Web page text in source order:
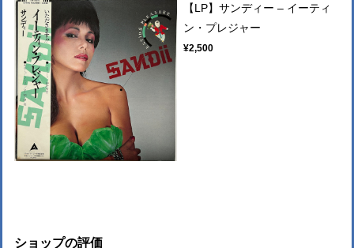
【LP】サンディー – イーティ
ン・プレジャー
¥2,500
ショップの評価